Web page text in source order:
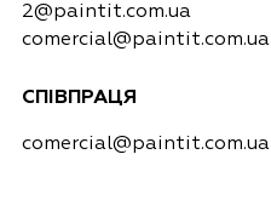
2@paintit.com.ua
comercial@paintit.com.ua
СПІВПРАЦЯ
comercial@paintit.com.ua